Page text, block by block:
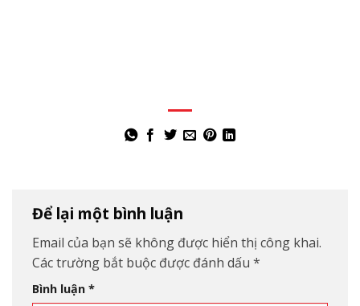
Để lại một bình luận
Email của bạn sẽ không được hiển thị công khai.
Các trường bắt buộc được đánh dấu *
Bình luận *